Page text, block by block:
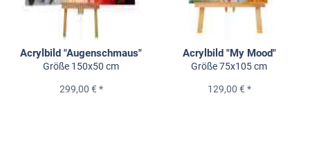
Acrylbild "Augenschmaus"
Größe 150x50 cm
299,00 € *
Acrylbild "My Mood"
Größe 75x105 cm
129,00 € *